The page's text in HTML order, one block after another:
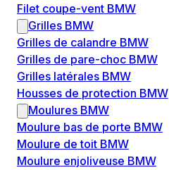
Filet coupe-vent BMW
Grilles BMW
Grilles de calandre BMW
Grilles de pare-choc BMW
Grilles latérales BMW
Housses de protection BMW
Moulures BMW
Moulure bas de porte BMW
Moulure de toit BMW
Moulure enjoliveuse BMW